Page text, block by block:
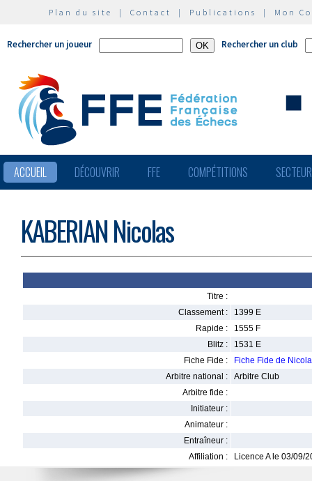
Plan du site | Contact | Publications | Mon
Rechercher un joueur Rechercher un club
ACCUEIL DÉCOUVRIR FFE COMPÉTITIONS
KABERIAN Nicolas
Titre :
Classement :
1399 E
Rapide :
1555 F
Blitz :
1531 E
Fiche Fide :
Fiche Fide de
Arbitre national :
Arbitre Club
Arbitre fide :
Initiateur :
Animateur :
Entraîneur :
Affiliation :
Licence A le 03/09/